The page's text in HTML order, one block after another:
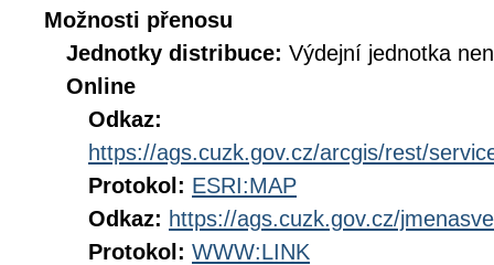
Možnosti přenosu
Jednotky distribuce: Výdejní jednotka
Online
Odkaz:
https://ags.cuzk.gov.cz/arcgis/rest/
Protokol: ESRI:MAP
Odkaz: https://ags.cuzk.gov.cz/
Protokol: WWW:LINK